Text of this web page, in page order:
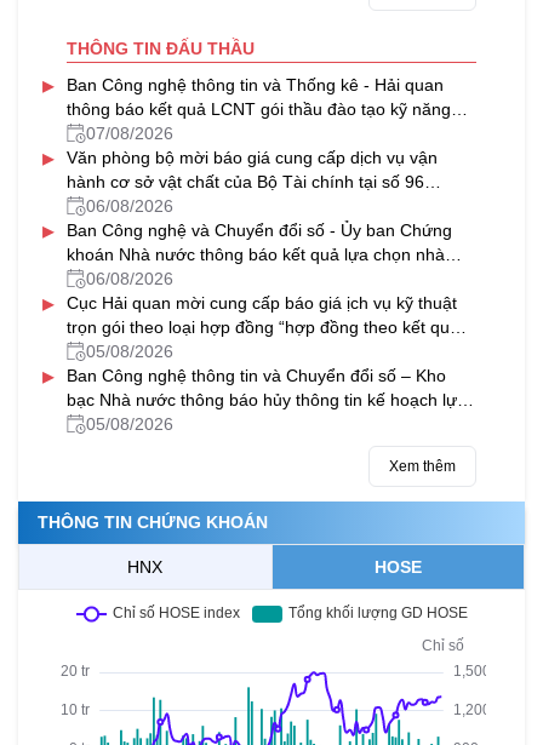
THÔNG TIN ĐẤU THẦU
▸
Ban Công nghệ thông tin và Thống kê - Hải quan
thông báo kết quả LCNT gói thầu đào tạo kỹ năng
làm việc trong môi trường số, chuyển đổi số của
ngành Hải quan (02 lớp)
07/08/2026
▸
Văn phòng bộ mời báo giá cung cấp dịch vụ vận
hành cơ sở vật chất của Bộ Tài chính tại số 96
Nguyễn Viết Xuân, Hà Đông, Hà Nội năm 2027-
2028
06/08/2026
▸
Ban Công nghệ và Chuyển đổi số - Ủy ban Chứng
khoán Nhà nước thông báo kết quả lựa chọn nhà
thầu gói thầu “Thuê dịch vụ phần mềm gửi tin nhắn
(SMS) hỗ trợ một số hệ thống CNTT của Ủy ban
Chứng khoán Nhà nước giai đoạn 2026-2029”
06/08/2026
▸
Cục Hải quan mời cung cấp báo giá ịch vụ kỹ thuật
trọn gói theo loại hợp đồng “hợp đồng theo kết quả
đầu ra” cho các máy soi container của ngành Hải
quan
05/08/2026
▸
Ban Công nghệ thông tin và Chuyển đổi số – Kho
bạc Nhà nước thông báo hủy thông tin kế hoạch lựa
chọn nhà thầu Bảo hành máy chủ và nâng cấp phần
mềm sao lưu dữ liệu tại các KBNN địa phương
05/08/2026
Xem thêm
THÔNG TIN CHỨNG KHOÁN
HNX HOSE